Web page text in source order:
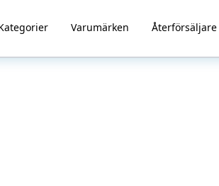
Varumärken Återförsäljare